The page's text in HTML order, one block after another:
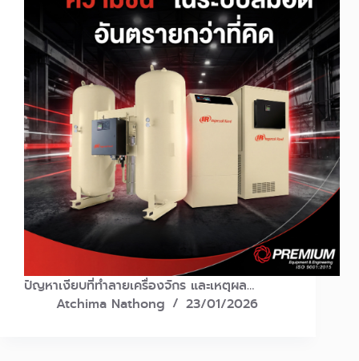
ปัญหาเงียบที่ทำลายเครื่องจักร และเหตุผล…
Atchima Nathong
23/01/2026